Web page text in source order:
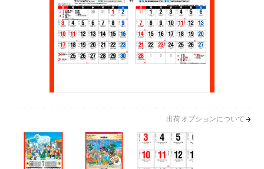
出荷オプションについて